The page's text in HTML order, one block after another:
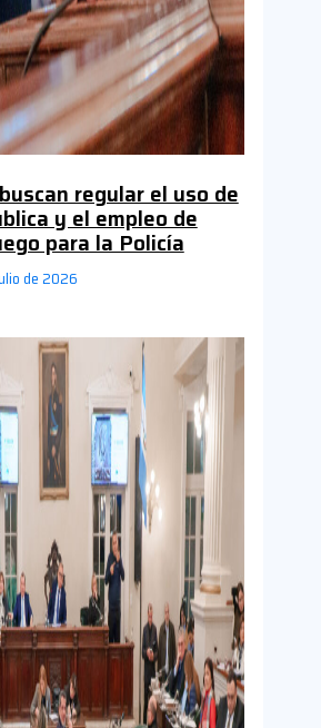
regular el uso de
y el empleo de
para la Policía
de 2026